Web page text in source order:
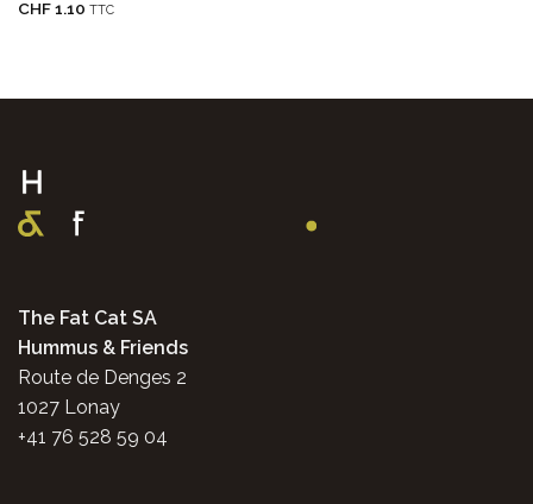
CHF1.10 TTC
The Fat Cat SA
Hummus & Friends
Route de Denges 2
1027 Lonay
+41 76 528 59 04